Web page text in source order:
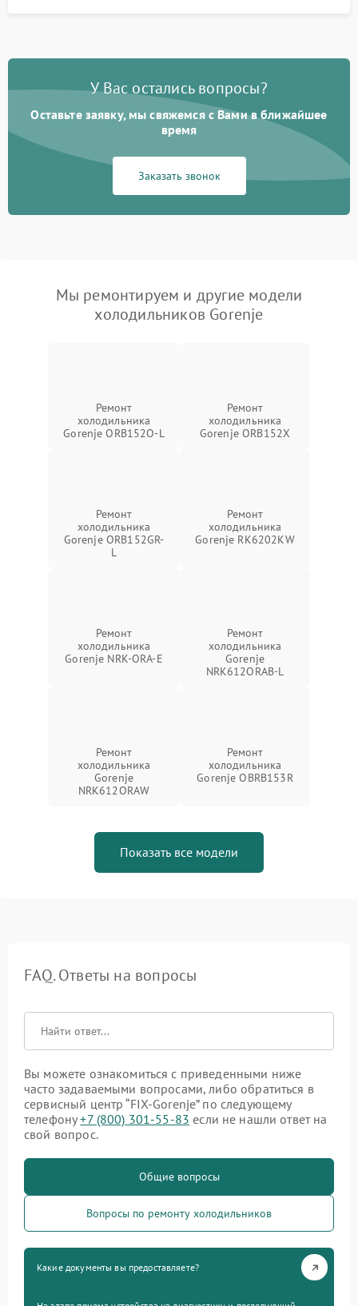
У Вас остались вопросы?
Оставьте заявку, мы свяжемся с Вами в ближайшее
время
Заказать звонок
Мы ремонтируем и другие модели
холодильников Gorenje
Ремонт
холодильника
Gorenje ORB152O-L
Ремонт
холодильника
Gorenje ORB152X
Ремонт
холодильника
Gorenje ORB152GR-
L
Ремонт
холодильника
Gorenje RK6202KW
Ремонт
холодильника
Gorenje NRK-ORA-E
Ремонт
холодильника
Gorenje
NRK612ORAB-L
Ремонт
холодильника
Gorenje
NRK612ORAW
Ремонт
холодильника
Gorenje OBRB153R
Показать все модели
FAQ. Ответы на вопросы
Вы можете ознакомиться с приведенными ниже
часто задаваемыми вопросами, либо обратиться в
сервисный центр “FIX-Gorenje” по следующему
телефону+7 (800) 301-55-83 если не нашли ответ на
свой вопрос.
Общие вопросы
Вопросы по ремонту холодильников
Какие документы вы предоставляете?